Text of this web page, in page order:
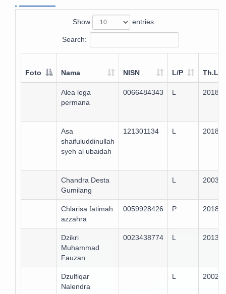
Show entries
Search:
Foto Nama NISN L/P
Alea lega
permana
0066484343 L 2018
Asa
shaifuluddinullah
syeh al ubaidah
121301134 L 2018
Chandra Desta
Gumilang
L 2003
Chlarisa fatimah
azzahra
0059928426 P 2018
Dzikri
Muhammad
Fauzan
0023438774 L 2013
Dzulfiqar
Nalendra
L 2002